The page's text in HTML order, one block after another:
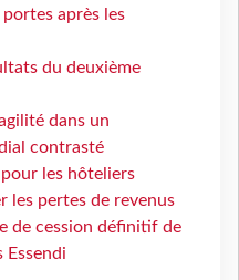
après les
du deuxième
dans un
contrasté
les hôteliers
les pertes de revenus
de cession définitif de
Essendi